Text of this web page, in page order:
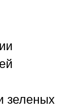
зеленых